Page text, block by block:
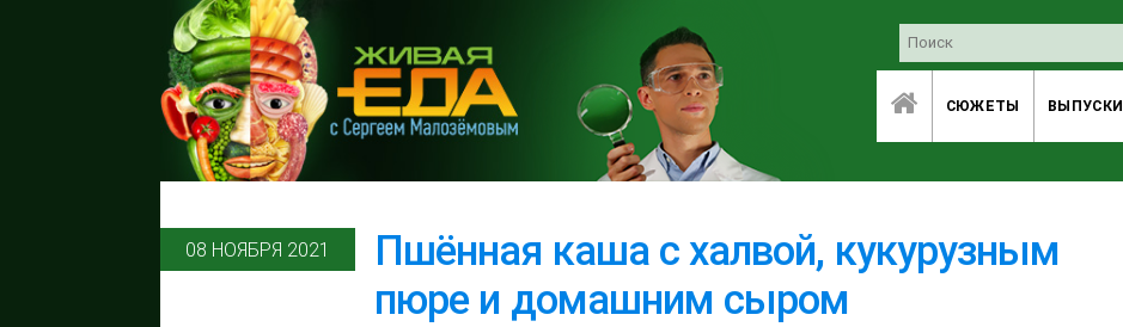
СЮЖЕТЫ ВЫПУСКИ
08 НОЯБРЯ 2021
Пшённая каша с халвой, кукурузным
пюре и домашним сыром